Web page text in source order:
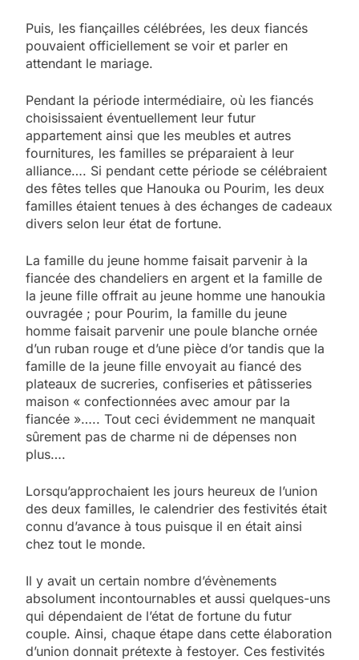
Puis, les fiançailles célébrées, les deux fiancés
pouvaient officiellement se voir et parler en
attendant le mariage.
Pendant la période intermédiaire, où les fiancés
choisissaient éventuellement leur futur
appartement ainsi que les meubles et autres
fournitures, les familles se préparaient à leur
alliance…. Si pendant cette période se célébraient
des fêtes telles que Hanouka ou Pourim, les deux
familles étaient tenues à des échanges de cadeaux
divers selon leur état de fortune.
La famille du jeune homme faisait parvenir à la
fiancée des chandeliers en argent et la famille de
la jeune fille offrait au jeune homme une hanoukia
ouvragée ; pour Pourim, la famille du jeune
homme faisait parvenir une poule blanche ornée
d’un ruban rouge et d’une pièce d’or tandis que la
famille de la jeune fille envoyait au fiancé des
plateaux de sucreries, confiseries et pâtisseries
maison « confectionnées avec amour par la
fiancée »….. Tout ceci évidemment ne manquait
sûrement pas de charme ni de dépenses non
plus….
Lorsqu’approchaient les jours heureux de l’union
des deux familles, le calendrier des festivités était
connu d’avance à tous puisque il en était ainsi
chez tout le monde.
Il y avait un certain nombre d’évènements
absolument incontournables et aussi quelques-uns
qui dépendaient de l’état de fortune du futur
couple. Ainsi, chaque étape dans cette élaboration
d’union donnait prétexte à festoyer. Ces festivités